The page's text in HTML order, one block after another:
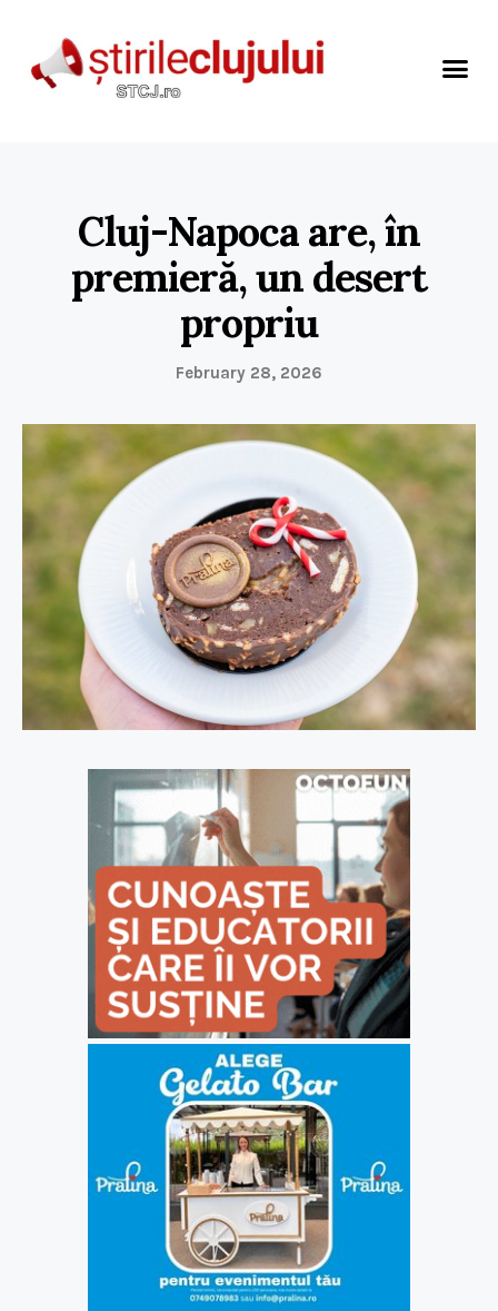
Cluj-Napoca are, în
premieră, un desert
propriu
February 28, 2026